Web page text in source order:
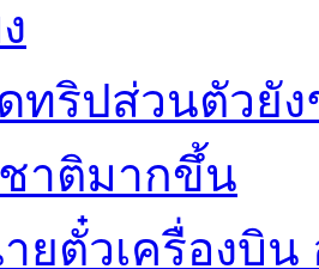
ทริปส่วนตัวยั
าติมากขึ้น
ยตั๋วเครื่องบิ